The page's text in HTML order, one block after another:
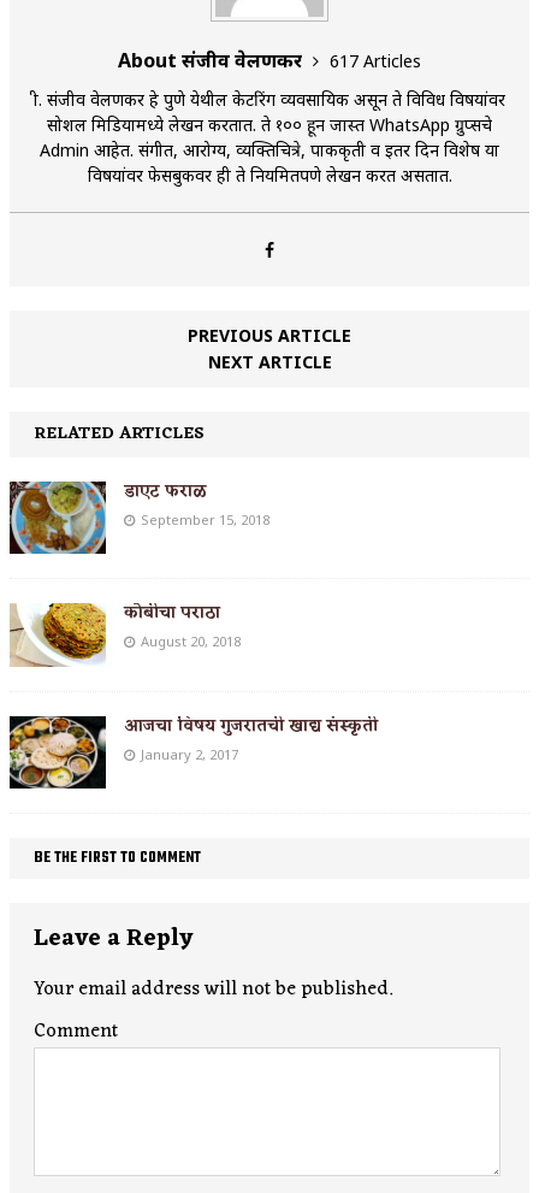
About संजीव वेलणकर
617 Articles
श्री. संजीव वेलणकर हे पुणे येथील केटरिंग व्यवसायिक असून ते विविध विषयांवर
सोशल मिडियामध्ये लेखन करतात. ते १०० हून जास्त WhatsApp ग्रुप्सचे
Admin आहेत. संगीत, आरोग्य, व्यक्तिचित्रे, पाककृती व इतर दिन विशेष या
विषयांवर फेसबुकवर ही ते नियमितपणे लेखन करत असतात.
PREVIOUS ARTICLE
NEXT ARTICLE
RELATED ARTICLES
डाएट फराळ
September 15, 2018
कोबीचा पराठा
August 20, 2018
आजचा विषय गुजरातची खाद्य संस्कृती
January 2, 2017
BE THE FIRST TO COMMENT
Leave a Reply
Your email address will not be published.
Comment